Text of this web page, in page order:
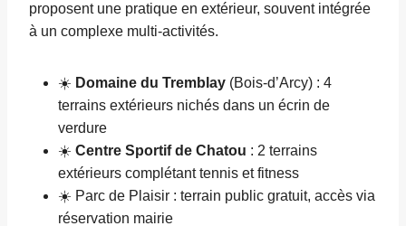
proposent une pratique en extérieur, souvent intégrée
à un complexe multi-activités.
☀️ Domaine du Tremblay (Bois-d’Arcy) : 4
terrains extérieurs nichés dans un écrin de
verdure
☀️ Centre Sportif de Chatou : 2 terrains
extérieurs complétant tennis et fitness
☀️ Parc de Plaisir : terrain public gratuit, accès via
réservation mairie